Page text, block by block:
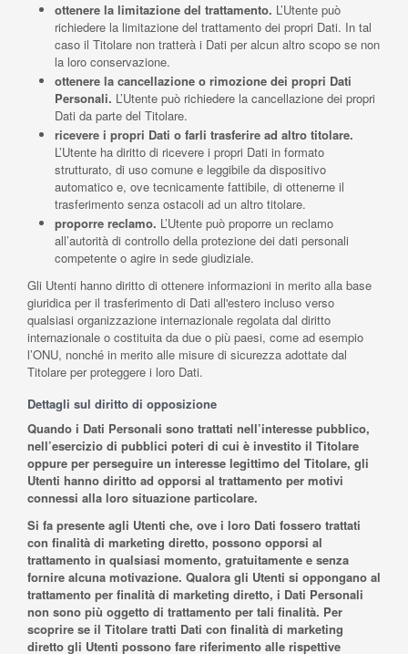
ottenere la limitazione del trattamento. L’Utente può
richiedere la limitazione del trattamento dei propri Dati. In tal
caso il Titolare non tratterà i Dati per alcun altro scopo se non
la loro conservazione.
ottenere la cancellazione o rimozione dei propri Dati
Personali. L’Utente può richiedere la cancellazione dei propri
Dati da parte del Titolare.
ricevere i propri Dati o farli trasferire ad altro titolare.
L’Utente ha diritto di ricevere i propri Dati in formato
strutturato, di uso comune e leggibile da dispositivo
automatico e, ove tecnicamente fattibile, di ottenerne il
trasferimento senza ostacoli ad un altro titolare.
proporre reclamo. L’Utente può proporre un reclamo
all’autorità di controllo della protezione dei dati personali
competente o agire in sede giudiziale.
Gli Utenti hanno diritto di ottenere informazioni in merito alla base
giuridica per il trasferimento di Dati all'estero incluso verso
qualsiasi organizzazione internazionale regolata dal diritto
internazionale o costituita da due o più paesi, come ad esempio
l’ONU, nonché in merito alle misure di sicurezza adottate dal
Titolare per proteggere i loro Dati.
Dettagli sul diritto di opposizione
Quando i Dati Personali sono trattati nell’interesse pubblico,
nell’esercizio di pubblici poteri di cui è investito il Titolare
oppure per perseguire un interesse legittimo del Titolare, gli
Utenti hanno diritto ad opporsi al trattamento per motivi
connessi alla loro situazione particolare.
Si fa presente agli Utenti che, ove i loro Dati fossero trattati
con finalità di marketing diretto, possono opporsi al
trattamento in qualsiasi momento, gratuitamente e senza
fornire alcuna motivazione. Qualora gli Utenti si oppongano al
trattamento per finalità di marketing diretto, i Dati Personali
non sono più oggetto di trattamento per tali finalità. Per
scoprire se il Titolare tratti Dati con finalità di marketing
diretto gli Utenti possono fare riferimento alle rispettive